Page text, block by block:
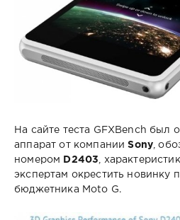
На сайте теста GFXBench был
аппарат от компанииSony ,
номером
D2403
,
экспертам окрестить новинку
бюджетника Moto G.